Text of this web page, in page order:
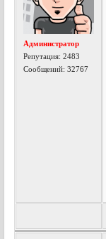
Администратор
Репутация:2483
Сообщений: 32767